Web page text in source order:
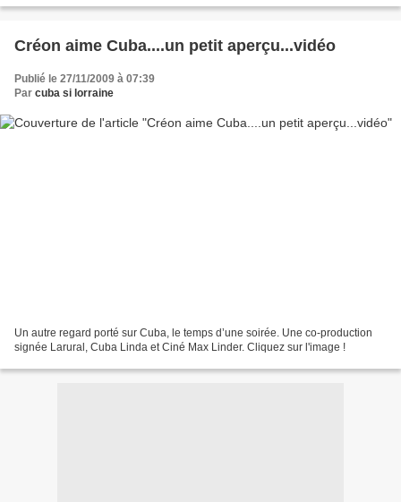
Créon aime Cuba....un petit aperçu...vidéo
Publié le 27/11/2009 à 07:39
Par cuba si lorraine
Un autre regard porté sur Cuba, le temps d’une soirée. Une co-production
signée Larural, Cuba Linda et Ciné Max Linder. Cliquez sur l'image !